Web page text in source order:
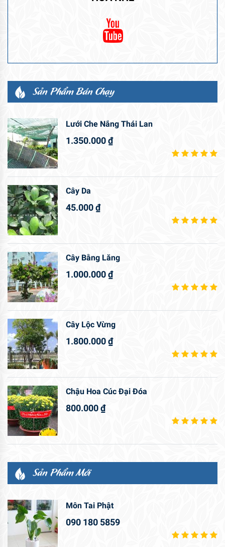
Sản Phẩm Bán Chạy
Lưới Che Nắng Thái Lan
1.350.000₫
Cây Da
45.000₫
Cây Bằng Lăng
1.000.000₫
Cây Lộc Vừng
1.800.000₫
Chậu Hoa Cúc Đại Đóa
800.000₫
Sản Phẩm Mới
Môn Tai Phật
090 180 5859